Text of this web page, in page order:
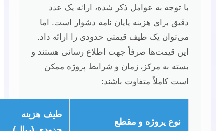
با توجه به عوامل ذکر شده، ارائه یک عدد
دقیق برای هزینه پایان نامه دشوار است. اما
می‌توان یک طیف قیمتی حدودی را ارائه داد.
این قیمت‌ها صرفاً جهت اطلاع رسانی هستند و
بسته به مرکز، زمان و شرایط پروژه ممکن
است کاملاً متفاوت باشند:
نوع پروژه و مقطع
طیف هزینه